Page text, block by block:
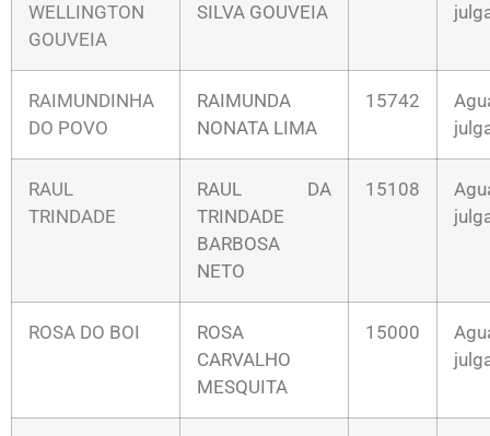
WELLINGTON
GOUVEIA
SILVA GOUVEIA
RAIMUNDINHA
DO POVO
RAIMUNDA
NONATA LIMA
15742
RAUL
TRINDADE
RAUL DA
TRINDADE
BARBOSA
NETO
15108
ROSA DO BOI
ROSA
CARVALHO
MESQUITA
15000